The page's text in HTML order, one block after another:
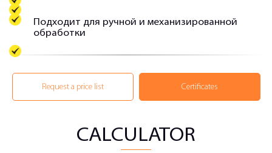
Подходит для ручной и механизированной
обработки
Request a price list Certificates
CALCULATOR